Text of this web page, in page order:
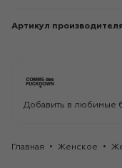
Артикул
Добавить в любимые
Главная Женское